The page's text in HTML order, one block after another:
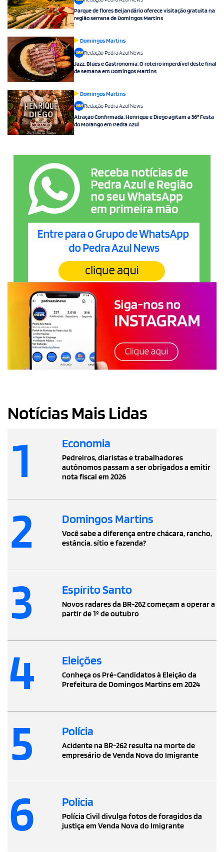
Parque de flores Beijandário oferece visitação gratuita na
região serrana de Domingos Martins
Domingos Martins
Redação Pedra Azul News
Jazz, Blues e Gastronomia: O roteiro imperdível deste final
de semana em Domingos Martins
Domingos Martins
Redação Pedra Azul News
Atração Confirmada: Henrique e Diego agitam a 36ª Festa
do Morango em Pedra Azul
Notícias Mais Lidas
1 Economia
Pedreiros, diaristas e trabalhadores
autônomos passam a ser obrigados a emitir
nota fiscal em 2026
2 Domingos Martins
Você sabe a diferença entre chácara, rancho,
estância, sítio e fazenda?
3 Espírito Santo
Novos radares da BR-262 começam a operar a
partir de 1º de outubro
4 Eleições
Conheça os Pré-Candidatos à Eleição da
Prefeitura de Domingos Martins em 2024
5 Polícia
Acidente na BR-262 resulta na morte de
empresário de Venda Nova do Imigrante
6 Polícia
Polícia Civil divulga fotos de foragidos da
justiça em Venda Nova do Imigrante